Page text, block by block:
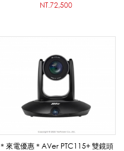
NT.72,500
＊來電優惠＊AVer PTC115+ 雙鏡頭